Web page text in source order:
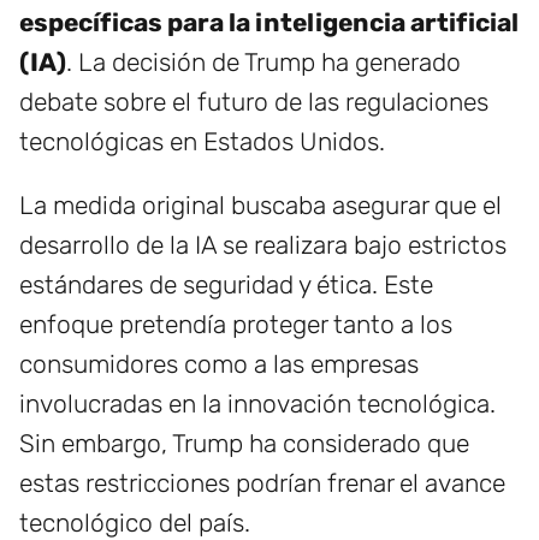
específicas para la inteligencia artificial
(IA). La decisión de Trump ha generado
debate sobre el futuro de las regulaciones
tecnológicas en Estados Unidos.
La medida original buscaba asegurar que el
desarrollo de la IA se realizara bajo estrictos
estándares de seguridad y ética. Este
enfoque pretendía proteger tanto a los
consumidores como a las empresas
involucradas en la innovación tecnológica.
Sin embargo, Trump ha considerado que
estas restricciones podrían frenar el avance
tecnológico del país.